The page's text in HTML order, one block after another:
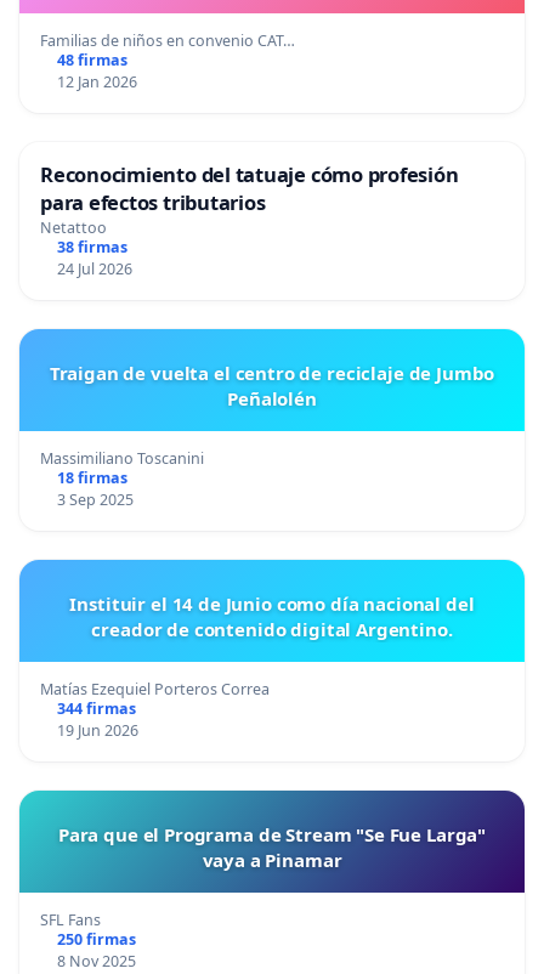
Familias de niños en convenio CAT…
48 firmas
12 Jan 2026
Reconocimiento del tatuaje cómo profesión
para efectos tributarios
Netattoo
38 firmas
24 Jul 2026
Traigan de vuelta el centro de reciclaje de Jumbo
Peñalolén
Massimiliano Toscanini
18 firmas
3 Sep 2025
Instituir el 14 de Junio como día nacional del
creador de contenido digital Argentino.
Matías Ezequiel Porteros Correa
344 firmas
19 Jun 2026
Para que el Programa de Stream "Se Fue Larga"
vaya a Pinamar
SFL Fans
250 firmas
8 Nov 2025